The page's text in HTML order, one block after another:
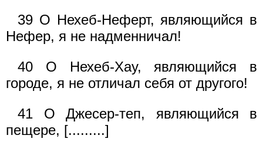
39 О Нехеб-Неферт, являющийся в
Нефер, я не надменничал!
40 О Нехеб-Хау, являющийся в
городе, я не отличал себя от другого!
41 О Джесер-теп, являющийся в
пещере, [.........]